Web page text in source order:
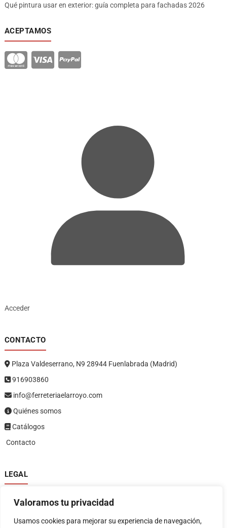
Valoramos tu privacidad
Usamos cookies para mejorar su experiencia de navegación,
Qué pintura usar en exterior: guía completa para fachadas 2026
ACEPTAMOS
Acceder
CONTACTO
Plaza Valdeserrano, N9 28944 Fuenlabrada (Madrid)
916903860
info@ferreteriaelarroyo.com
Quiénes somos
Catálogos
Contacto
LEGAL
Política de privacidad
Política de devoluciones y reembolsos
Términos y condiciones